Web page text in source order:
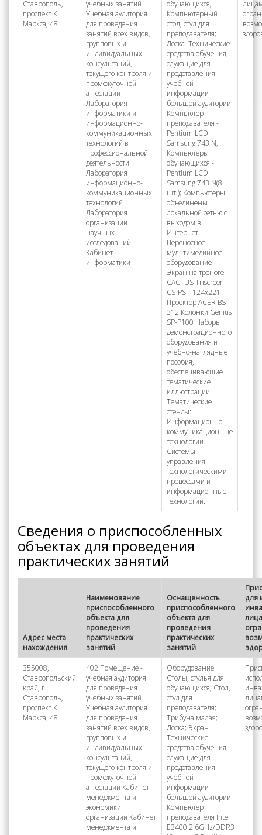
Ставрополь,
проспект К.
Маркса, 48
учебных занятий
Учебная аудитория
для проведения
занятий всех видов,
групповых и
индивидуальных
консультаций,
текущего контроля и
промежуточной
аттестации
Лаборатория
информатики и
информационно-
коммуникационных
технологий в
профессиональной
деятельности
Лаборатория
информационно-
коммуникационных
технологий
Лаборатория
организации
научных
исследований
Кабинет
информатики
обучающихся;
Компьютерный
стол, стул для
преподавателя;
Доска. Технические
средства обучения,
служащие для
представления
учебной
информации
большой аудитории:
Компьютер
преподавателя -
Pentium LCD
Samsung 743 N;
Компьютеры
обучающихся -
Pentium LCD
Samsung 743 N(8
шт.); Компьютеры
объединены
локальной сетью с
выходом в
Интернет.
Переносное
мультимедийное
оборудование
Экран на треноге
CACTUS Triscreen
CS-PST-124x221
Проектор ACER BS-
312 Колонки Genius
SP-P100 Наборы
демонстрационного
оборудования и
учебно-наглядные
пособия,
обеспечивающие
тематические
иллюстрации:
Тематические
стенды:
Информационно-
коммуникационные
технологии.
Системы
управления
технологическими
процессами и
информационные
технологии.
Сведения о приспособленных
объектах для проведения
практических занятий
Адрес места
нахождения
Наименование
приспособленного
объекта для
проведения
практических
занятий
Оснащенность
приспособленного
объекта для
проведения
практических
занятий
для
355008,
Ставропольский
край, г.
Ставрополь,
проспект К.
Маркса, 48
402 Помещение -
учебная аудитория
для проведения
учебных занятий
Учебная аудитория
для проведения
занятий всех видов,
групповых и
индивидуальных
консультаций,
текущего контроля и
промежуточной
аттестации Кабинет
менеджмента и
экономики
организации Кабинет
менеджмента и
Оборудование:
Столы, стулья для
обучающихся; Стол,
стул для
преподавателя;
Трибуна малая;
Доска; Экран.
Технические
средства обучения,
служащие для
представления
учебной
информации
большой аудитории:
Компьютер
преподавателя Intel
E3400 2.6GHz/DDR3